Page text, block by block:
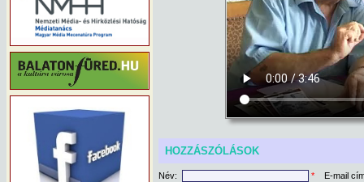
HOZZÁSZÓLÁSOK
Név: * E-mail